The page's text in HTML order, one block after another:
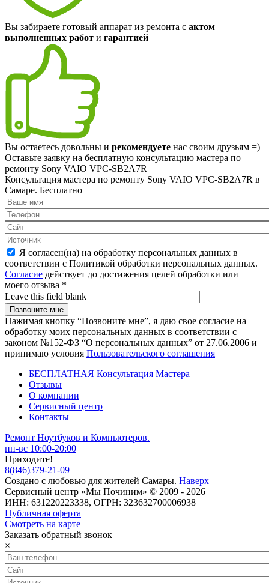
Вы забираете готовый аппарат из ремонта с актом
выполненных работ и гарантией
Вы остаетесь довольны и рекомендуете нас своим друзьям =)
Оставьте заявку на бесплатную консультацию мастера по
ремонту Sony VAIO VPC-SB2A7R
Консультация мастера по ремонту Sony VAIO VPC-SB2A7R в
Самаре. Бесплатно
Я согласен(на) на обработку персональных данных в
соответствии с Политикой обработки персональных данных.
Согласие действует до достижения целей обработки или
моего отзыва *
Leave this field blank
Нажимая кнопку “Позвоните мне”, я даю свое согласие на
обработку моих персональных данных в соответствии с
законом №152-ФЗ “О персональных данных” от 27.06.2006 и
принимаю условия Пользовательского соглашения
БЕСПЛАТНАЯ Консультация Мастера
Отзывы
О компании
Сервисный центр
Контакты
Ремонт Ноутбуков и Компьютеров.
пн-вс 10:00-20:00
Приходите!
8(846)379-21-09
Создано с любовью для жителей Самары. Наверх
Сервисный центр «Мы Починим» © 2009 - 2026
ИНН: 631220223338, ОГРН: 323632700006938
Публичная оферта
Смотреть на карте
Заказать обратный звонок
×